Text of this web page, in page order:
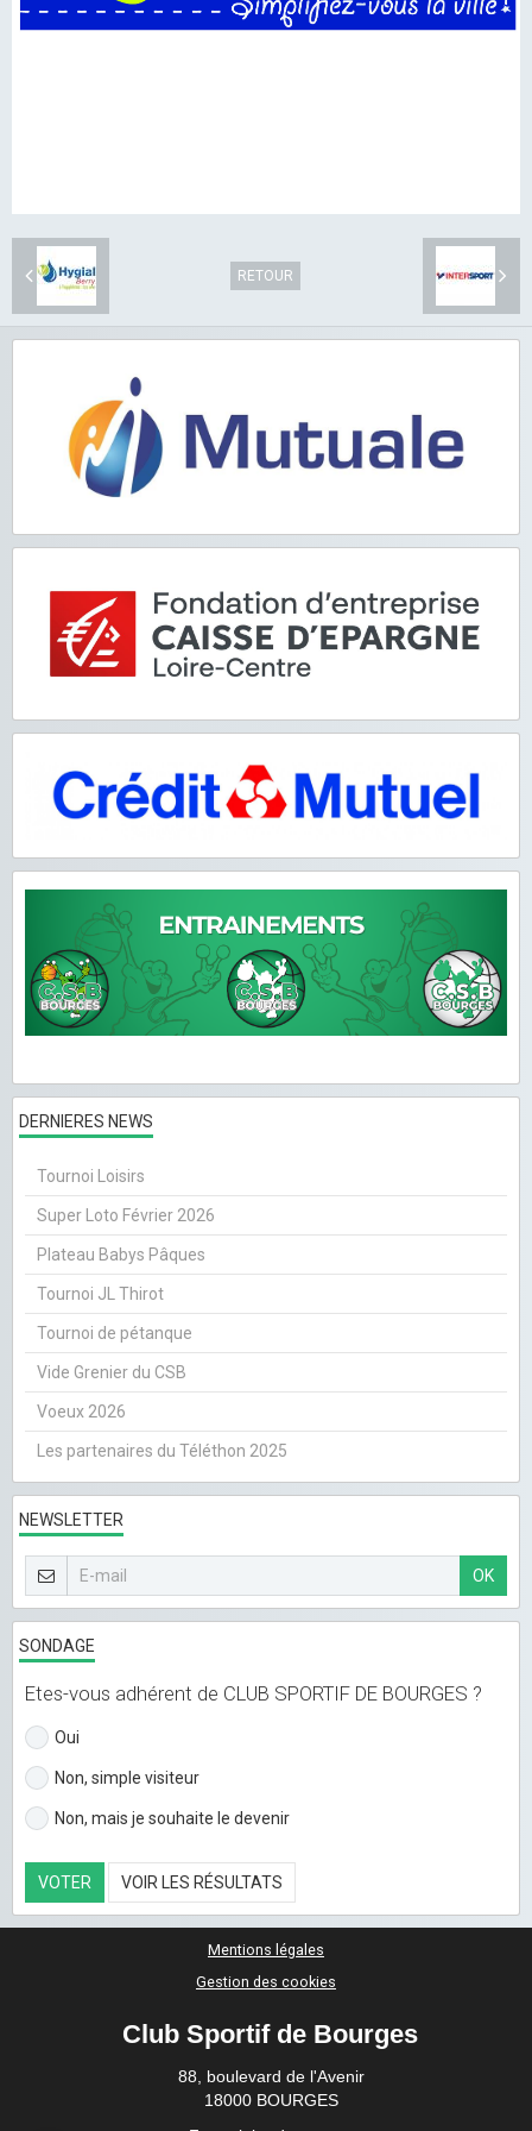
RETOUR
DERNIERES NEWS
Tournoi Loisirs
Super Loto Février 2026
Plateau Babys Pâques
Tournoi JL Thirot
Tournoi de pétanque
Vide Grenier du CSB
Voeux 2026
Les partenaires du Téléthon 2025
NEWSLETTER
OK
SONDAGE
Etes-vous adhérent de CLUB SPORTIF DE BOURGES ?
Oui
Non, simple visiteur
Non, mais je souhaite le devenir
VOTER VOIR LES RÉSULTATS
Mentions légales
Gestion des cookies
Club Sportif de Bourges
88, boulevard de l'Avenir
18000 BOURGES